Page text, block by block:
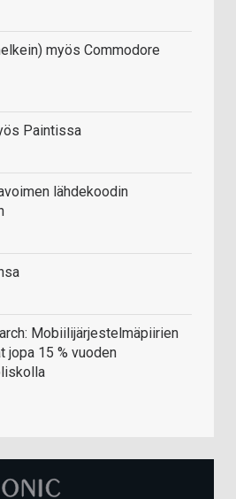
myös Commodore
Paintissa
lähdekoodin
Mobiilijärjestelmäpiirien
15 % vuoden